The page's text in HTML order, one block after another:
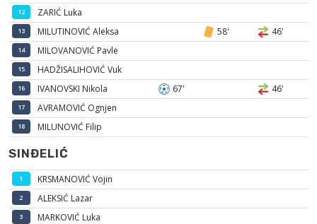
12 ZARIĆ Luka
13 MILUTINOVIĆ Aleksa 58' 46'
14 MILOVANOVIĆ Pavle
15 HADŽISALIHOVIĆ Vuk
16 IVANOVSKI Nikola 67' 46'
17 AVRAMOVIĆ Ognjen
18 MILUNOVIĆ Filip
SINĐELIĆ
1 KRSMANOVIĆ Vojin
2 ALEKSIĆ Lazar
3 MARKOVIĆ Luka